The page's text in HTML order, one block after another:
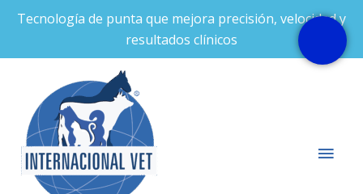
Tecnología de punta que mejora precisión, velocidad y
resultados clínicos